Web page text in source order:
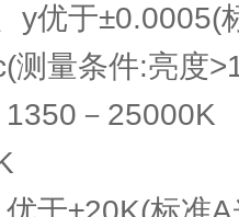
y优于±0.0005(
测量条件:亮度
－25000K